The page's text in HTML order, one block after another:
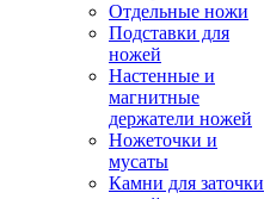
Отдельные ножи
Подставки для
ножей
Настенные и
магнитные
держатели ножей
Ножеточки и
мусаты
Камни для заточки